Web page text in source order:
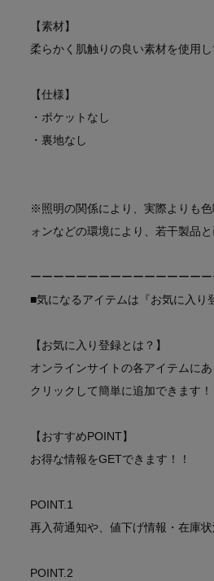
【素材】
柔らかく肌触りの良い素材を使用し
【仕様】
・ポケットなし
・裏地なし
※照明の関係により、実際よりも
ォンなどの環境により、若干製品
ーーーーーーーーーーーーーーー
■気になるアイテムは『お気に入り
【お気に入り登録とは？】
オンラインサイトの各アイテムに
クリックして簡単に追加できます！
【おすすめPOINT】
お得な情報をGETできます！！
POINT.1
再入荷通知や、値下げ情報・在庫
POINT.2